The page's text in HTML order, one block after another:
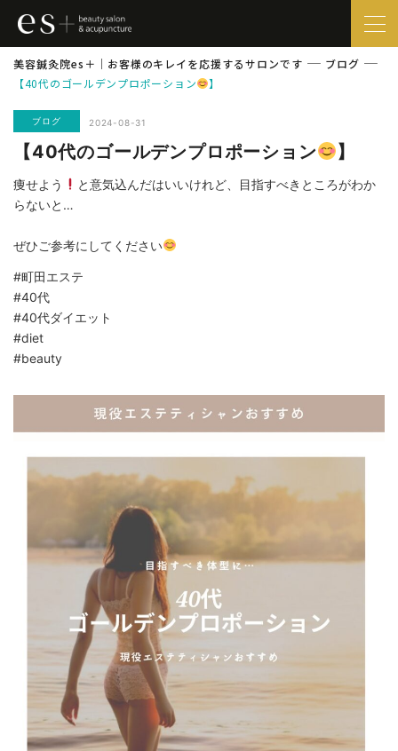
美容鍼灸院es＋｜お客様のキレイを応援するサロンです
ブログ
【40代のゴールデンプロポーション
】
ブログ 2024-08-31
【40代のゴールデンプロポーション 】
痩せよう
と意気込んだはいいけれど、目指すべきところがわか
らないと…
ぜひご参考にしてください
#町田エステ
#40代
#40代ダイエット
#diet
#beauty